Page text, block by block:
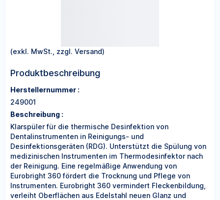
(exkl. MwSt., zzgl. Versand)
Produktbeschreibung
Herstellernummer :
249001
Beschreibung :
Klarspüler für die thermische Desinfektion von
Dentalinstrumenten in Reinigungs- und
Desinfektionsgeräten (RDG). Unterstützt die Spülung von
medizinischen Instrumenten im Thermodesinfektor nach
der Reinigung. Eine regelmäßige Anwendung von
Eurobright 360 fördert die Trocknung und Pflege von
Instrumenten. Eurobright 360 vermindert Fleckenbildung,
verleiht Oberflächen aus Edelstahl neuen Glanz und